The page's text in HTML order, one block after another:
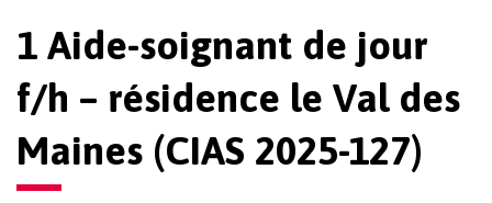
1 Aide-soignant de jour
f/h – résidence le Val des
Maines (CIAS 2025-127)